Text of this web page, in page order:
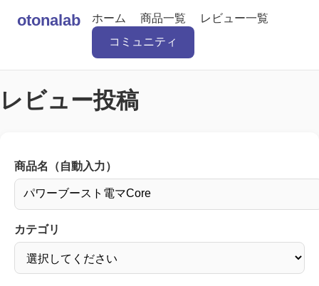
otonalab ホーム 商品一覧
レビュー一覧
コミュニティ
レビュー投稿
商品名（自動入力）
カテゴリ